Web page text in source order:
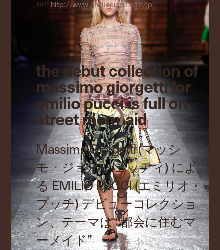
HP:http://www.emiliopucci.com/jp
the debut collection of
massimo giorgetti for
emilio pucci is full on
street mermaid
Massimo Giorgetti (マッシ
モ・ジョルジェッティ) によ
る EMILIO PUCCI (エミリオ・
プッチ) デビューコレクショ
ン、テーマは “都会に住むマ
ーメイド”